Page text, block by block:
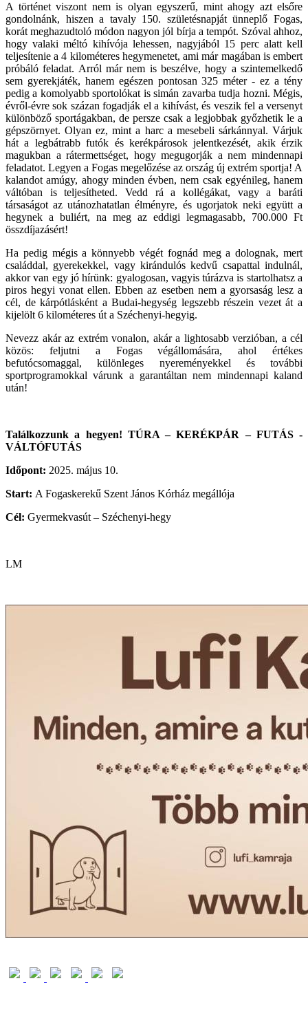
A történet viszont nem is olyan egyszerű, mint ahogy azt elsőre
gondolnánk, hiszen a tavaly 150. születésnapját ünneplő Fogas,
korát meghazudtoló módon nagyon jól bírja a tempót. Szóval ahhoz,
hogy valaki méltó kihívója lehessen, nagyjából 15 perc alatt kell
teljesítenie a 4 kilométeres hegymenetet, ami már magában is embert
próbáló feladat. Arról már nem is beszélve, hogy a szintemelkedő
sem gyerekjáték, hanem egészen pontosan 325 méter - ez a tény
pedig a komolyabb sportolókat is simán zavarba tudja hozni. Mégis,
évről-évre sok százan fogadják el a kihívást, és veszik fel a versenyt
különböző sportágakban, de persze csak a legjobbak győzhetik le a
gépszörnyet. Olyan ez, mint a harc a mesebeli sárkánnyal. Várjuk
hát a legbátrabb futók és kerékpárosok jelentkezését, akik érzik
magukban a rátermettséget, hogy megugorják a nem mindennapi
feladatot. Legyen a Fogas megelőzése az ország új extrém sportja! A
kalandot amúgy, ahogy minden évben, nem csak egyénileg, hanem
váltóban is teljesítheted. Vedd rá a kollégákat, vagy a baráti
társaságot az utánozhatatlan élményre, és ugorjatok neki együtt a
hegynek a buliért, na meg az eddigi legmagasabb, 700.000 Ft
összdíjazásért!
Ha pedig mégis a könnyebb végét fognád meg a dolognak, mert
családdal, gyerekekkel, vagy kirándulós kedvű csapattal indulnál,
akkor van egy jó hírünk: gyalogosan, vagyis túrázva is startolhatsz a
piros hegyi vonat ellen. Ebben az esetben nem a gyorsaság lesz a
cél, de kárpótlásként a Budai-hegység legszebb részein vezet át a
kijelölt 6 kilométeres út a Széchenyi-hegyig.
Nevezz akár az extrém vonalon, akár a lightosabb verzióban, a cél
közös: feljutni a Fogas végállomására,ahol értékes
befutócsomaggal, különleges nyereményekkel és további
sportprogramokkal várunk a garantáltan nem mindennapi kaland
után!
Találkozzunk a hegyen! TÚRA – KERÉKPÁR – FUTÁS -
VÁLTÓFUTÁS
Időpont: 2025. május 10.
Start: A Fogaskerekű Szent János Kórház megállója
Cél: Gyermekvasút – Széchenyi-hegy
LM